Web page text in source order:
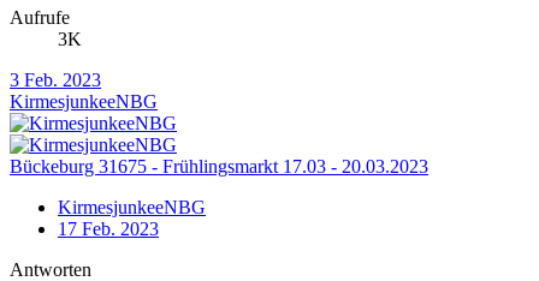
Aufrufe
3K
3 Feb. 2023
KirmesjunkeeNBG
Bückeburg 31675 - Frühlingsmarkt 17.03 - 20.03.2023
KirmesjunkeeNBG
17 Feb. 2023
Antworten